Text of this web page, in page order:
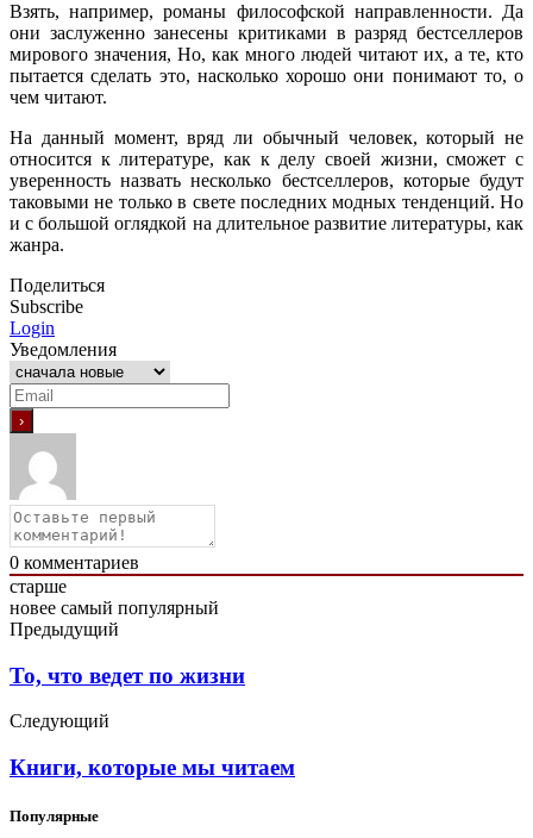
Взять, например, романы философской направленности. Да
они заслуженно занесены критиками в разряд бестселлеров
мирового значения, Но, как много людей читают их, а те, кто
пытается сделать это, насколько хорошо они понимают то, о
чем читают.
На данный момент, вряд ли обычный человек, который не
относится к литературе, как к делу своей жизни, сможет с
уверенность назвать несколько бестселлеров, которые будут
таковыми не только в свете последних модных тенденций. Но
и с большой оглядкой на длительное развитие литературы, как
жанра.
Поделиться
Subscribe
Login
Уведомления
0 комментариев
старше
новее самый популярный
Предыдущий
То, что ведет по жизни
Следующий
Книги, которые мы читаем
Популярные